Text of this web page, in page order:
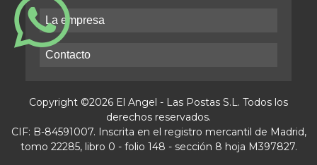
La empresa
Contacto
Copyright ©2026 El Angel - Las Postas S.L. Todos los
derechos reservados.
CIF: B-84591007. Inscrita en el registro mercantil de Madrid,
tomo 22285, libro 0 - folio 148 - sección 8 hoja M397827.